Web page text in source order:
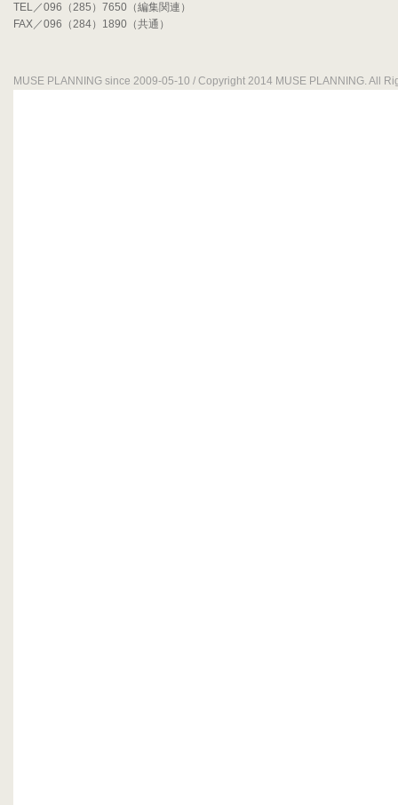
TEL／096（285）7650（編集関連）
FAX／096（284）1890（共通）
MUSE PLANNING since 2009-05-10 / Copyright 2014 MUSE PLANNING. All